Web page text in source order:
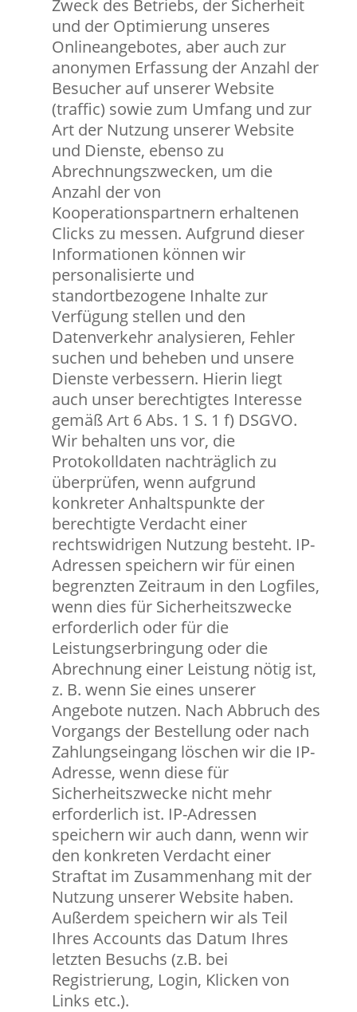
Zweck des Betriebs, der Sicherheit
und der Optimierung unseres
Onlineangebotes, aber auch zur
anonymen Erfassung der Anzahl der
Besucher auf unserer Website
(traffic) sowie zum Umfang und zur
Art der Nutzung unserer Website
und Dienste, ebenso zu
Abrechnungszwecken, um die
Anzahl der von
Kooperationspartnern erhaltenen
Clicks zu messen. Aufgrund dieser
Informationen können wir
personalisierte und
standortbezogene Inhalte zur
Verfügung stellen und den
Datenverkehr analysieren, Fehler
suchen und beheben und unsere
Dienste verbessern. Hierin liegt
auch unser berechtigtes Interesse
gemäß Art 6 Abs. 1 S. 1 f) DSGVO.
Wir behalten uns vor, die
Protokolldaten nachträglich zu
überprüfen, wenn aufgrund
konkreter Anhaltspunkte der
berechtigte Verdacht einer
rechtswidrigen Nutzung besteht. IP-
Adressen speichern wir für einen
begrenzten Zeitraum in den Logfiles,
wenn dies für Sicherheitszwecke
erforderlich oder für die
Leistungserbringung oder die
Abrechnung einer Leistung nötig ist,
z. B. wenn Sie eines unserer
Angebote nutzen. Nach Abbruch des
Vorgangs der Bestellung oder nach
Zahlungseingang löschen wir die IP-
Adresse, wenn diese für
Sicherheitszwecke nicht mehr
erforderlich ist. IP-Adressen
speichern wir auch dann, wenn wir
den konkreten Verdacht einer
Straftat im Zusammenhang mit der
Nutzung unserer Website haben.
Außerdem speichern wir als Teil
Ihres Accounts das Datum Ihres
letzten Besuchs (z.B. bei
Registrierung, Login, Klicken von
Links etc.).